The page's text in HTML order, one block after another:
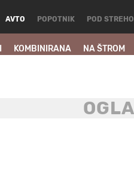
AVTO
KOMBINIRANA NA ŠTROM
POPOTNIK POD STREHO